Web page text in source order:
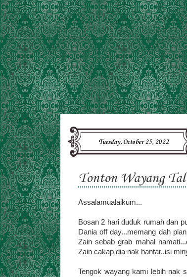
Tuesday, October 25, 2022
Tonton Wayang
Assalamualaikum...
Bosan 2 hari duduk rumah dan
Dania off day...memang dah
Zain sebab grab mahal
Zain cakap dia nak hantar..isi
Tengok wayang kami lebih nak